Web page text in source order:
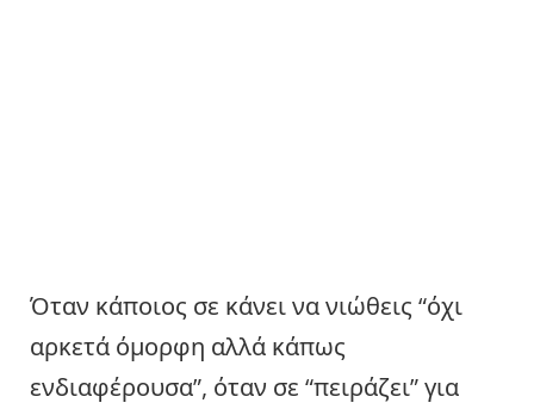
Όταν κάποιος σε κάνει να νιώθεις “όχι
αρκετά όμορφη αλλά κάπως
ενδιαφέρουσα”, όταν σε “πειράζει” για